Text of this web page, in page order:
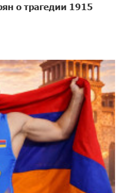
о трагедии 1915